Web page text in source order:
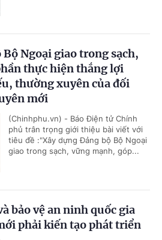
Ngoại giao trong sạch,
thực hiện thắng lợi
thường xuyên của đối
mới
(Chinhphu.vn) - Báo Điện tử Chính
phủ trân trọng giới thiệu bài viết với
tiêu đề :"Xây dựng Đảng bộ Bộ Ngoại
giao trong sạch, vững mạnh, góp...
bảo vệ an ninh quốc gia
phải kiến tạo phát triển